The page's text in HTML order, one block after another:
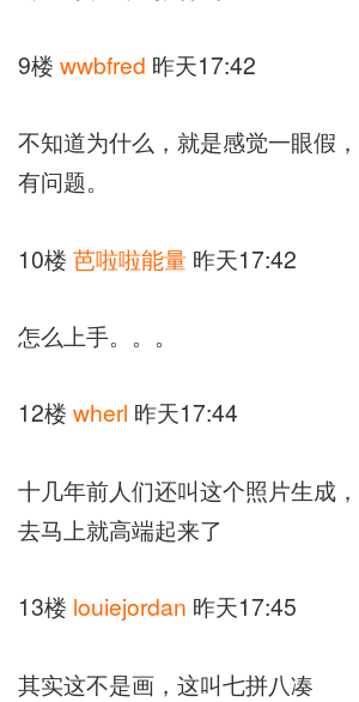
9楼 wwbfred 昨天17:42
不知道为什么，就是感觉一眼假
有问题。
10楼 芭啦啦能量 昨天17:42
怎么上手。。。
12楼 wherl 昨天17:44
十几年前人们还叫这个照片生成
去马上就高端起来了
13楼 louiejordan 昨天17:45
其实这不是画，这叫七拼八凑